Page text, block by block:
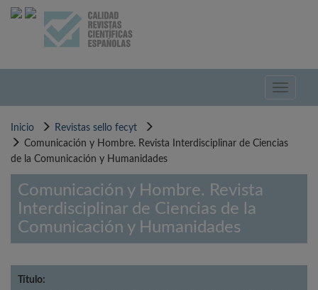
Pasar
Toggle
Inicio
Revistas sello fecyt
Comunicación y Hombre. Revista Interdisciplinar de Ciencias
de la Comunicación y Humanidades
Comunicación y Hombre. Revista
Interdisciplinar de Ciencias de la
Comunicación y Humanidades
Título: